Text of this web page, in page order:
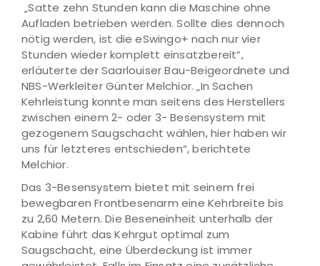
„Satte zehn Stunden kann die Maschine ohne
Aufladen betrieben werden. Sollte dies dennoch
nötig werden, ist die eSwingo+ nach nur vier
Stunden wieder komplett einsatzbereit“,
erläuterte der Saarlouiser Bau-Beigeordnete und
NBS-Werkleiter Günter Melchior. „In Sachen
Kehrleistung konnte man seitens des Herstellers
zwischen einem 2- oder 3- Besensystem mit
gezogenem Saugschacht wählen, hier haben wir
uns für letzteres entschieden“, berichtete
Melchior.
Das 3-Besensystem bietet mit seinem frei
bewegbaren Frontbesenarm eine Kehrbreite bis
zu 2,60 Metern. Die Beseneinheit unterhalb der
Kabine führt das Kehrgut optimal zum
Saugschacht, eine Überdeckung ist immer